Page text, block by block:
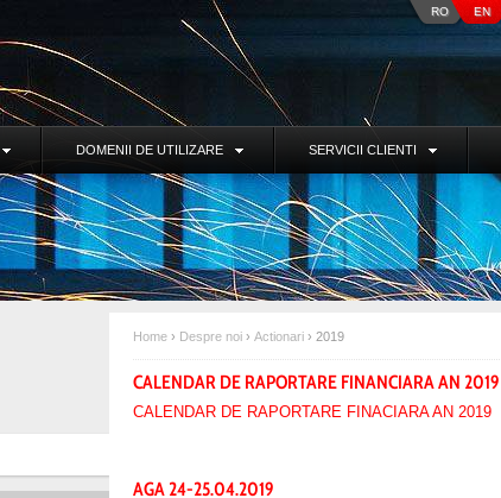
RO EN
DOMENII DE UTILIZARE SERVICII CLIENTI
Home › Despre noi › Actionari › 2019
CALENDAR DE RAPORTARE FINANCIARA AN 2019
CALENDAR DE RAPORTARE FINACIARA AN 2019
AGA 24-25.04.2019